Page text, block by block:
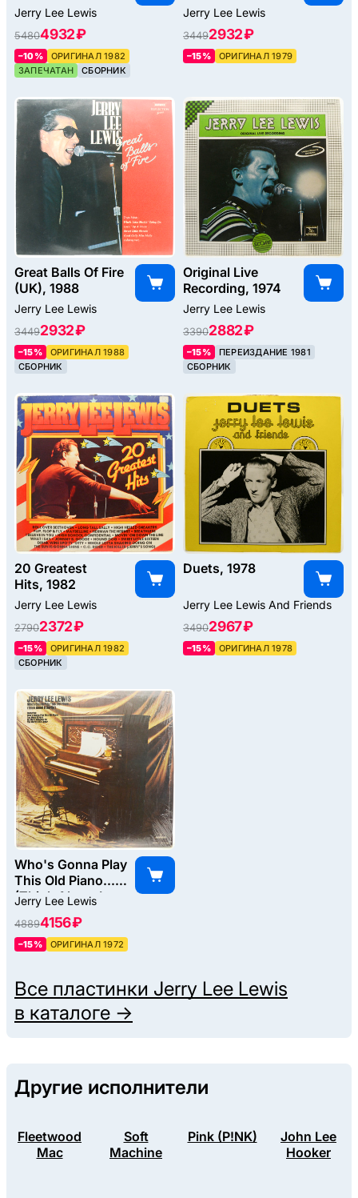
Jerry Lee Lewis
54804932 ₽
–10%
ОРИГИНАЛ 1982
ЗАПЕЧАТАН
СБОРНИК
Jerry Lee Lewis
34492932 ₽
–15% ОРИГИНАЛ 1979
Great Balls Of Fire
(UK), 1988
Jerry Lee Lewis
34492932 ₽
–15%
ОРИГИНАЛ 1988
СБОРНИК
Original Live
Recording, 1974
Jerry Lee Lewis
33902882 ₽
–15%
ПЕРЕИЗДАНИЕ 1981
СБОРНИК
20 Greatest
Hits, 1982
Jerry Lee Lewis
27902372 ₽
–15%
ОРИГИНАЛ 1982
СБОРНИК
Duets, 1978
Jerry Lee Lewis And Friends
34902967 ₽
–15% ОРИГИНАЛ 1978
Who's Gonna Play
This Old Piano...
(Think About It
Darlin'), 1972
Jerry Lee Lewis
48894156 ₽
–15% ОРИГИНАЛ 1972
Все пластинки Jerry Lee Lewis
в каталоге →
Другие исполнители
Fleetwood
Mac
Soft
Machine
Pink (P!NK)
John Lee
Hooker